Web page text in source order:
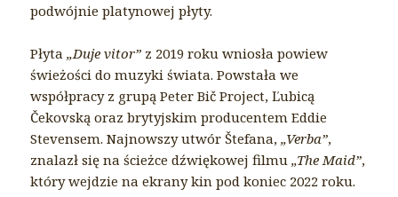
podwójnie platynowej płyty.
Płyta„Duje vitor” z 2019 roku wniosła powiew
świeżości do muzyki świata. Powstała we
współpracy z grupą Peter Bič Project, Ľubicą
Čekovską oraz brytyjskim producentem Eddie
Stevensem. Najnowszy utwór Štefana,„Verba”,
znalazł się na ścieżce dźwiękowej filmu„The Maid”,
który wejdzie na ekrany kin pod koniec 2022 roku.